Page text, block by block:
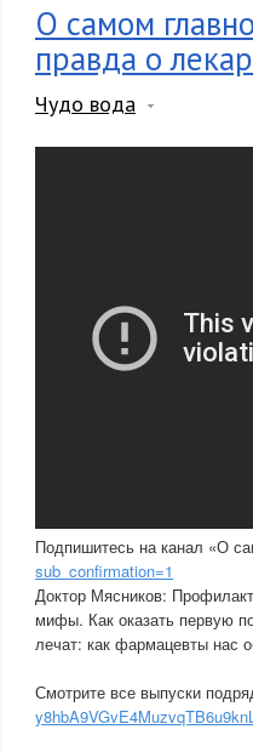
О самом
правда о
Чудо вода
Подпишитесь на канал «О
sub_confirmation=1
Доктор Мясников:
мифы. Как оказать первую
лечат: как фармацевты нас
Смотрите все выпуски